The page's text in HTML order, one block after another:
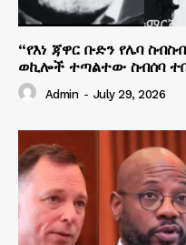
“የእነ ጃዋር ቡድን የሌባ
ወኪሎች ተጣልተው ስብሰባ
Admin - July 29, 2026